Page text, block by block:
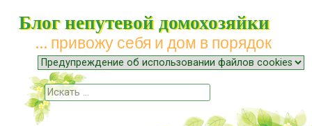
Блог непутевой домохозяйки
… привожу себя и дом в порядок
Меню
Наверх
Поиск